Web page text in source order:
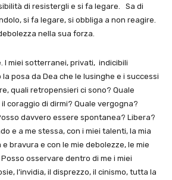
di resistergli e si fa legare. Sa di
si fa legare, si obbliga a non reagire.
nella sua forza.
I miei sotterranei, privati, indicibili
posa da Dea che le lusinghe e i successi
quali retropensieri ci sono? Quale
coraggio di dirmi? Quale vergogna?
davvero essere spontanea? Libera?
e a me stessa, con i miei talenti, la mia
bravura e con le mie debolezze, le mie
osservare dentro di me i miei
l’invidia, il disprezzo, il cinismo, tutta la